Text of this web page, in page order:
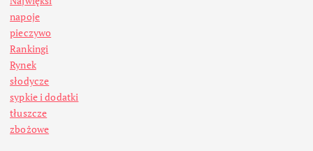
napoje
pieczywo
Rankingi
Rynek
słodycze
sypkie i dodatki
tłuszcze
zbożowe